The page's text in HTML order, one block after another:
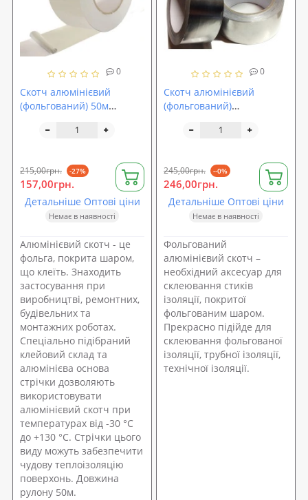
0
Скотч алюмінієвий
(фольгований) 50м
215,00грн. -27%
157,00грн.
Детальніше Оптові ціни
Немає в наявності
Алюмінієвий скотч - це
фольга, покрита шаром,
що клеїть. Знаходить
застосування при
виробництві, ремонтних,
будівельних та
монтажних роботах.
Спеціально підібраний
клейовий склад та
алюмінієва основа
стрічки дозволяють
використовувати
алюмінієвий скотч при
температурах від -30 °C
до +130 °С. Стрічки цього
виду можуть забезпечити
чудову теплоізоляцію
поверхонь. Довжина
рулону 50м.
0
Скотч алюмінієвий
(фольгований)
245,00грн. --0%
246,00грн.
Детальніше Оптові ціни
Немає в наявності
Фольгований
алюмінієвий скотч –
необхідний аксесуар для
склеювання стиків
ізоляції, покритої
фольгованим шаром.
Прекрасно підійде для
склеювання фольгованої
ізоляції, трубної ізоляції,
технічної ізоляції.